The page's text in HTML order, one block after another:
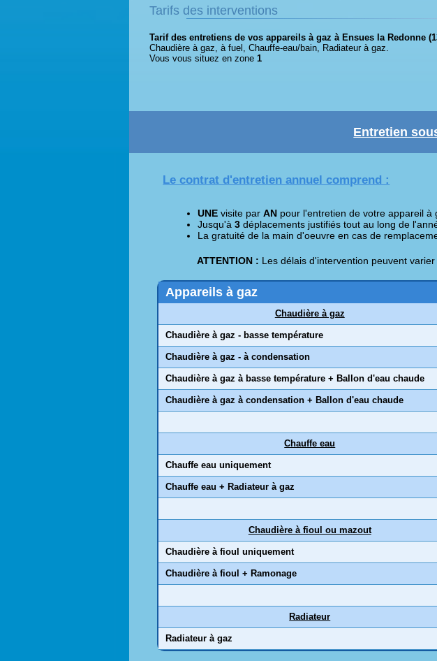
Tarifs des interventions
Tarif des entretiens de vos appareils à gaz à Ensues la Redonne
Chaudière à gaz, à fuel, Chauffe-eau/bain, Radiateur à gaz.
Vous vous situez en zone 1
Entretien
Le contrat d'entretien annuel comprend :
UNE visite par AN pour l'entretien de votre appareil à
Jusqu'à 3 déplacements justifiés tout au long de
La gratuité de la main d'oeuvre en cas de
ATTENTION : Les délais d'intervention peuvent
Appareils à gaz
Chaudière à gaz
Chaudière à gaz - basse température
Chaudière à gaz - à condensation
Chaudière à gaz à basse température + Ballon d'eau chaude
Chaudière à gaz à condensation + Ballon d'eau chaude
Chauffe eau
Chauffe eau uniquement
Chauffe eau + Radiateur à gaz
Chaudière à fioul ou mazout
Chaudière à fioul uniquement
Chaudière à fioul + Ramonage
Radiateur
Radiateur à gaz